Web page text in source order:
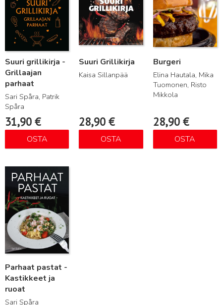
Suuri grillikirja -
Grillaajan
parhaat
Sari Spåra, Patrik
Spåra
31,90 €
OSTA
Suuri Grillikirja
Kaisa Sillanpää
28,90€
OSTA
Burgeri
Elina Hautala, Mika
Tuomonen, Risto
Mikkola
28,90 €
OSTA
Parhaat pastat -
Kastikkeet ja
ruoat
Sari Spåra
Lue lisää